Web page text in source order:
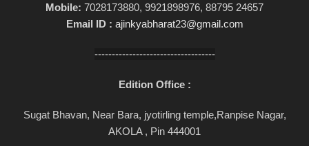
Mobile: 7028173880, 9921898976, 88795 24657
Email ID : ajinkyabharat23@gmail.com
-----------------------------------
Edition Office :
Sugat Bhavan, Near Bara, jyotirling temple,Ranpise Nagar,
AKOLA , Pin 444001